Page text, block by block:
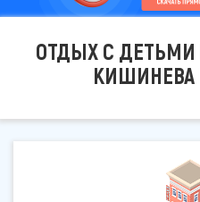
ОТДЫХ С
КИШИНЕВА